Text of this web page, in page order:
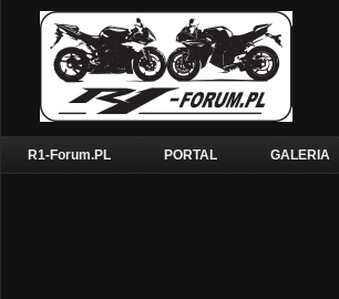
R1-Forum.PL PORTAL GALERIA